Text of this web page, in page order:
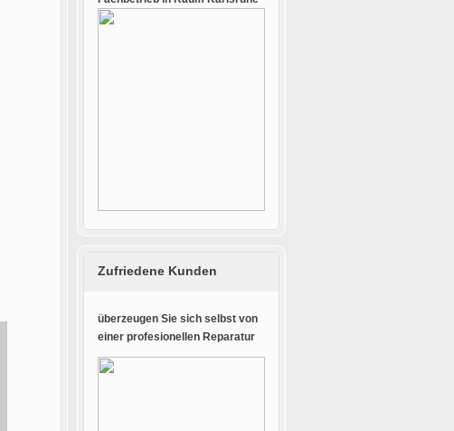
Zufriedene Kunden
überzeugen Sie sich selbst von
einer profesionellen Reparatur